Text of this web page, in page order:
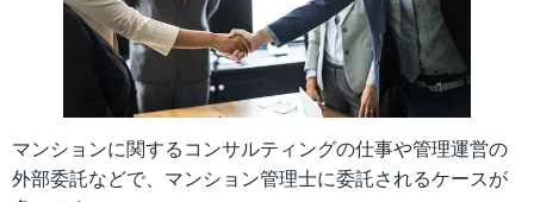
マンションに関するコンサルティングの仕事や管理運営の
外部委託などで、マンション管理士に委託されるケースが